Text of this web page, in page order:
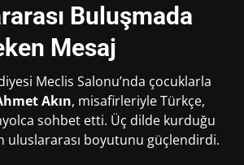
Buluşmada
Mesaj
Meclis Salonu’nda çocuklarla
Akın, misafirleriyle Türkçe,
sohbet etti. Üç dilde kurduğu
uluslararası boyutunu güçlendirdi.